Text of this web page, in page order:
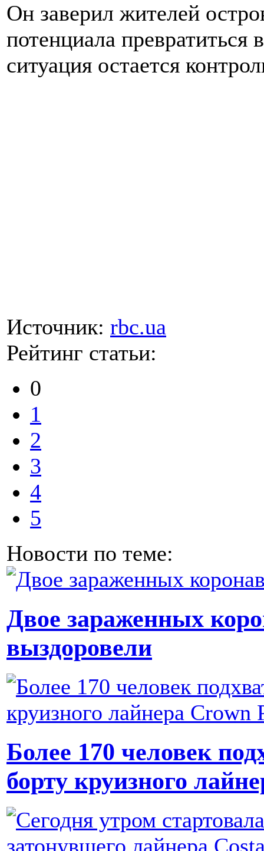
Он заверил жителей
потенциала
ситуация остается
Источник: rbc.ua
Рейтинг статьи:
0
1
2
3
4
5
Новости по теме:
Двое зараженных
выздоровели
Более 170 человек
борту круизного